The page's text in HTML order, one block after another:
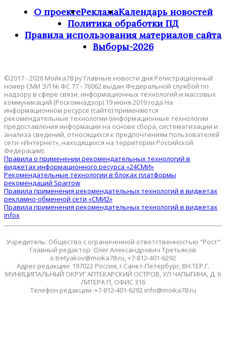
О проектеРекламаКалендарь новостей
Политика обработки ПД
Правила использования материалов сайта
Выборы-2026
©2017 - 2026 Мойка78.ру Главные новости дня Регистрационный
номер СМИ ЭЛ № ФС 77 - 76062 выдан Федеральной службой по
надзору в сфере связи, информационных технологий и массовых
коммуникаций (Роскомнадзор) 19 июня 2019 года На
информационном ресурсе (сайте) применяются
рекомендательные технологии (информационные технологии
предоставления информации на основе сбора, систематизации и
анализа сведений, относящихся к предпочтениям пользователей
сети «Интернет», находящихся на территории Российской
Федерации).
Правила о применении рекомендательных технологий в
виджетах информационного ресурса «24СМИ»
Рекомендательные технологии в блоках платформы
рекомендаций Sparrow
Правила применения рекомендательных технологий в виджетах
рекламно-обменной сети «СМИ2»
Правила применения рекомендательных технологий в виджетах
infox
Учредитель: Общество с ограниченной ответственностью "Рост"
Главный редактор: Олег Александрович Третьяков
o.tretyakov@moika78.ru, +7-812-401-6292
Адрес редакции: 197022 Россия, г.Санкт-Петербург, ВН.ТЕР.Г.
МУНИЦИПАЛЬНЫЙ ОКРУГ АПТЕКАРСКИЙ ОСТРОВ, УЛ ЧАПЫГИНА, Д. 6
ЛИТЕРА П, ОФИС 316
Телефон редакции: +7-812-401-6292 info@moika78.ru